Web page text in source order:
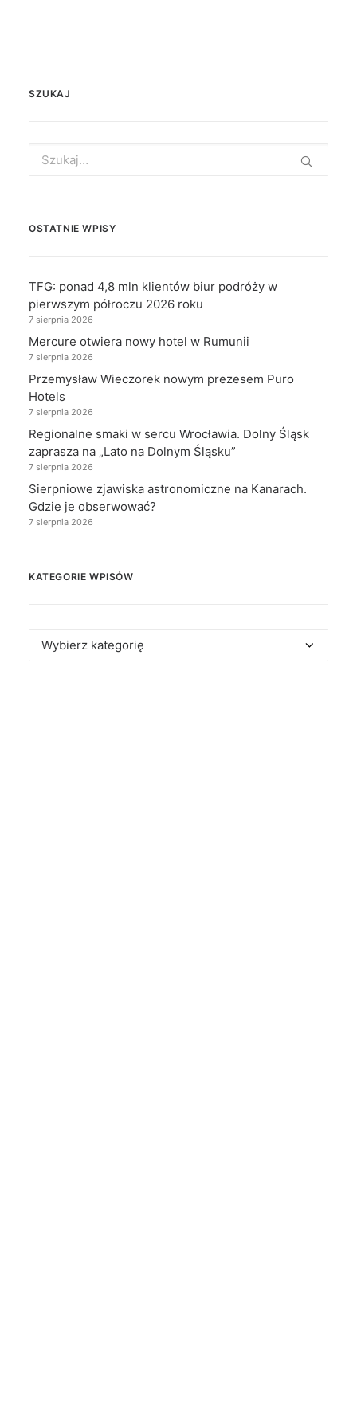
SZUKAJ
for:
OSTATNIE WPISY
TFG: ponad 4,8 mln klientów biur podróży w
pierwszym półroczu 2026 roku
7 sierpnia 2026
Mercure otwiera nowy hotel w Rumunii
7 sierpnia 2026
Przemysław Wieczorek nowym prezesem Puro
Hotels
7 sierpnia 2026
Regionalne smaki w sercu Wrocławia. Dolny Śląsk
zaprasza na „Lato na Dolnym Śląsku”
7 sierpnia 2026
Sierpniowe zjawiska astronomiczne na Kanarach.
Gdzie je obserwować?
7 sierpnia 2026
KATEGORIE WPISÓW
Kategorie